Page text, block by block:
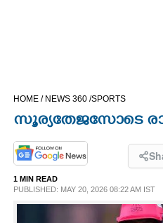
CINEMA
OPINION
PHOTOS
HOME / NEWS 360 /SPORTS
സൂര്യതേജസോടെ
1 MIN READ
PUBLISHED: MAY 20, 2026 08:22 AM IST